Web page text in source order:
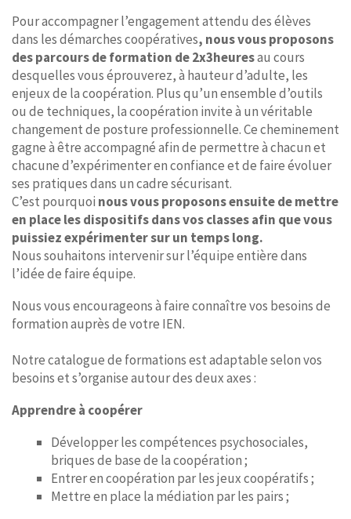
Pour accompagner l’engagement attendu des élèves
dans les démarches coopératives, nous vous proposons
des parcours de formation de 2x3heuresau cours
desquelles vous éprouverez, à hauteur d’adulte, les
enjeux de la coopération. Plus qu’un ensemble d’outils
ou de techniques, la coopération invite à un véritable
changement de posture professionnelle. Ce cheminement
gagne à être accompagné afin de permettre à chacun et
chacune d’expérimenter en confiance et de faire évoluer
ses pratiques dans un cadre sécurisant.
C’est pourquoi nous vous proposons ensuite de mettre
en place les dispositifs dans vos classes afin que vous
puissiez expérimenter sur un temps long.
Nous souhaitons intervenir sur l’équipe entière dans
l’idée de faire équipe.
Nous vous encourageons à faire connaître vos besoins de
formation auprès de votre IEN.
Notre catalogue de formations est adaptable selon vos
besoins et s’organise autour des deux axes :
Apprendre à coopérer
Développer les compétences psychosociales,
briques de base de la coopération ;
Entrer en coopération par les jeux coopératifs ;
Mettre en place la médiation par les pairs ;